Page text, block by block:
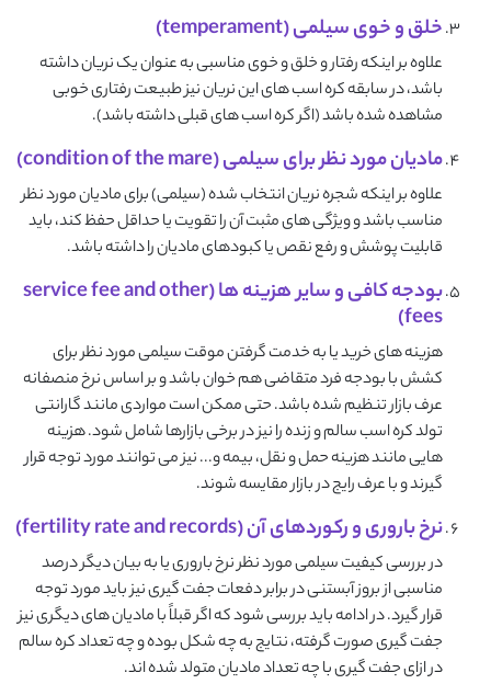
خلق و خوی سیلمی (temperament)
علاوه بر اینکه رفتار و خلق و خوی مناسبی به عنوان یک نریان داشته
باشد، در سابقه کره اسب های این نریان نیز طبیعت رفتاری خوبی
مشاهده شده باشد (اگر کره اسب های قبلی داشته باشد).
مادیان مورد نظر برای سیلمی (condition of the mare)
علاوه بر اینکه شجره نریان انتخاب شده (سیلمی) برای مادیان مورد نظر
مناسب باشد و ویژگی های مثبت آن را تقویت یا حداقل حفظ کند، باید
قابلیت پوشش و رفع نقص یا کبودهای مادیان را داشته باشد.
بودجه کافی و سایر هزینه ها (service fee and other
fees)
هزینه های خرید یا به خدمت گرفتن موقت سیلمی مورد نظر برای
کشش با بودجه فرد متقاضی هم خوان باشد و بر اساس نرخ منصفانه
عرف بازار تنظیم شده باشد. حتی ممکن است مواردی مانند گارانتی
تولد کره اسب سالم و زنده را نیز در برخی بازارها شامل شود. هزینه
هایی مانند هزینه حمل و نقل، بیمه و... نیز می توانند مورد توجه قرار
گیرند و با عرف رایج در بازار مقایسه شوند.
نرخ باروری و رکوردهای آن (fertility rate and records)
در بررسی کیفیت سیلمی مورد نظر نرخ باروری یا به بیان دیگر درصد
مناسبی از بروز آبستنی در برابر دفعات جفت گیری نیز باید مورد توجه
قرار گیرد. در ادامه باید بررسی شود که اگر قبلاً با مادیان های دیگری نیز
جفت گیری صورت گرفته، نتایج به چه شکل بوده و چه تعداد کره سالم
در ازای جفت گیری با چه تعداد مادیان متولد شده اند.